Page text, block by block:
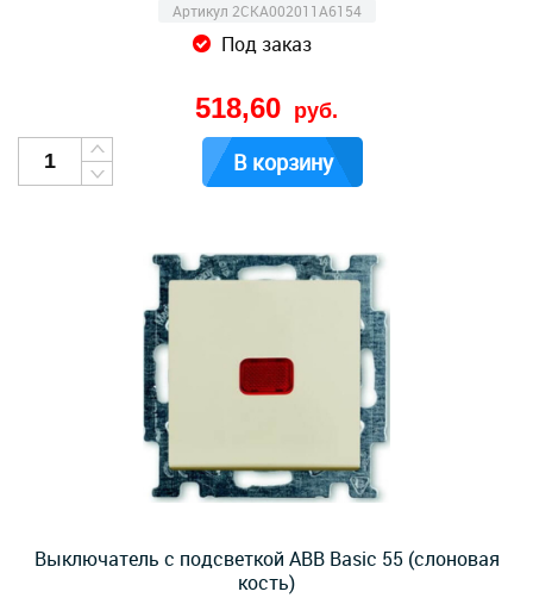
Артикул 2CKA002011A6154
Под заказ
518,60 руб.
В корзину
Выключатель с подсветкой ABB Basic 55 (слоновая
кость)